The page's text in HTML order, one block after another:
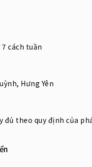
cách tuần
Hưng Yên
đủ theo quy định của